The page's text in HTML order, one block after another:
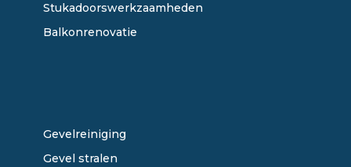
Stukadoorswerkzaamheden
Balkonrenovatie
Gevelreiniging
Gevel stralen